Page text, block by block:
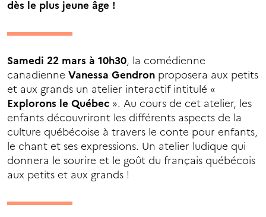
dès le plus jeune âge !
Samedi 22 mars à 10h30, la comédienne
canadienne Vanessa Gendron proposera aux petits
et aux grands un atelier interactif intitulé «
Explorons le Québec ». Au cours de cet atelier, les
enfants découvriront les différents aspects de la
culture québécoise à travers le conte pour enfants,
le chant et ses expressions. Un atelier ludique qui
donnera le sourire et le goût du français québécois
aux petits et aux grands !